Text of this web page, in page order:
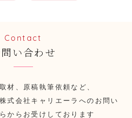
Contact
い合わせ
材、原稿執筆依頼など、
式会社キャリエーラへのお問い
からお受けしております